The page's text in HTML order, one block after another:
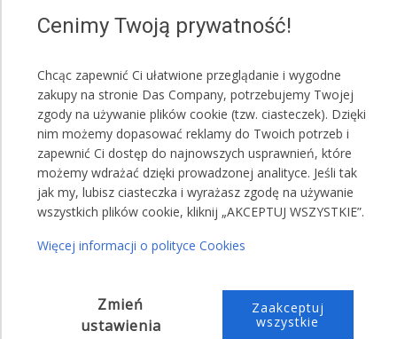
oknami oraz 6 ściankami bez okien"
Cenimy Twoją prywatność!
Chcąc zapewnić Ci ułatwione przeglądanie i wygodne
zakupy na stronie Das Company, potrzebujemy Twojej
zgody na używanie plików cookie (tzw. ciasteczek). Dzięki
nim możemy dopasować reklamy do Twoich potrzeb i
zapewnić Ci dostęp do najnowszych usprawnień, które
możemy wdrażać dzięki prowadzonej analityce. Jeśli tak
jak my, lubisz ciasteczka i wyrażasz zgodę na używanie
wszystkich plików cookie, kliknij „AKCEPTUJ WSZYSTKIE”.
Więcej informacji o polityce Cookies
Zmień
ustawienia
Zaakceptuj
wszystkie